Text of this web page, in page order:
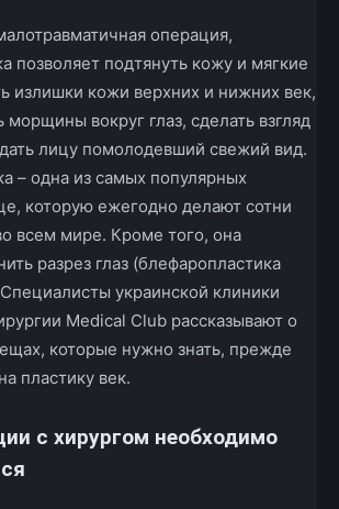
операция,
позволяет подтянуть кожу и мягкие
излишки кожи верхних и нижних век,
вокруг глаз, сделать взгляд
лицу помолодевший свежий вид.
– одна из самых популярных
которую ежегодно делают сотни
всем мире. Кроме того, она
разрез глаз (блефаропластика
Специалисты украинской клиники
Medical Club рассказывают о
которые нужно знать, прежде
пластику век.
с хирургом необходимо